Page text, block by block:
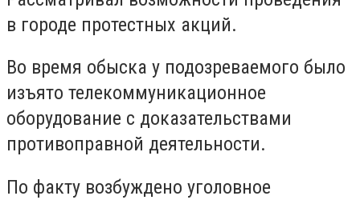
в городе протестных акций.
Во время обыска у подозреваемого было
изъято телекоммуникационное
оборудование с доказательствами
противоправной деятельности.
По факту возбуждено уголовное